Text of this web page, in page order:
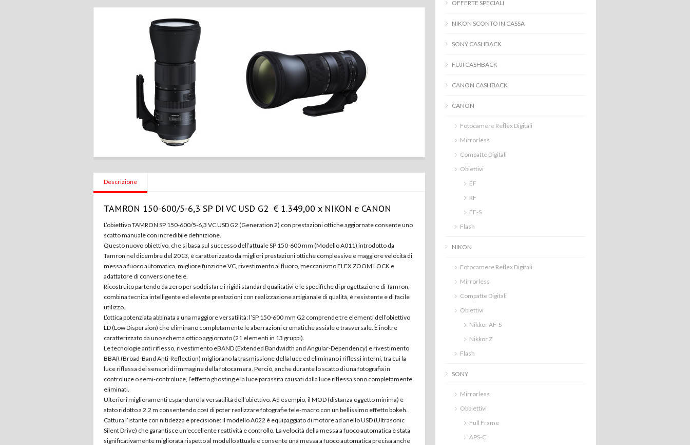
Descrizione
TAMRON 150-600/5-6,3 SP DI VC USD G2 € 1.349,00 x NIKON e CANON
L’obiettivo TAMRON SP 150-600/5-6,3 VC USD G2 (Generation 2) con prestazioni ottiche aggiornate consente uno
scatto manuale con incredibile definizione.
Questo nuovo obiettivo, che si basa sul successo dell’attuale SP 150-600 mm (Modello A011) introdotto da
Tamron nel dicembre del 2013, è caratterizzato da migliori prestazioni ottiche complessive e maggiore velocità di
messa a fuoco automatica, migliore funzione VC, rivestimento al fluoro, meccanismo FLEX ZOOM LOCK e
adattatore di conversione tele.
Ricostruito partendo da zero per soddisfare i rigidi standard qualitativi e le specifiche di progettazione di Tamron,
combina tecnica intelligente ed elevate prestazioni con realizzazione artigianale di qualità, è resistente e di facile
utilizzo.
L’ottica potenziata abbinata a una maggiore versatilità: l’SP 150-600 mm G2 comprende tre elementi dell’obiettivo
LD (Low Dispersion) che eliminano completamente le aberrazioni cromatiche assiale e trasversale. È inoltre
caratterizzato da uno schema ottico aggiornato (21 elementi in 13 gruppi).
Le tecnologie anti riflesso, rivestimento eBAND (Extended Bandwidth and Angular-Dependency) e rivestimento
BBAR (Broad-Band Anti-Reflection) migliorano la trasmissione della luce ed eliminano i riflessi interni, tra cui la
luce riflessa dei sensori di immagine della fotocamera. Perciò, anche durante lo scatto di una fotografia in
controluce o semi-controluce, l’effetto ghosting e la luce parassita causati dalla luce riflessa sono completamente
eliminati.
Ulteriori miglioramenti espandono la versatilità dell’obiettivo. Ad esempio, il MOD (distanza oggetto minima) è
stato ridotto a 2,2 m consentendo così di poter realizzare fotografie tele-macro con un bellissimo effetto bokeh.
Cattura l’istante con nitidezza e precisione: il modello A022 è equipaggiato di motore ad anello USD (Ultrasonic
Silent Drive) che garantisce un’eccellente reattività e controllo. La velocità della messa a fuoco automatica è stata
significativamente migliorata rispetto al modello attuale e consente una messa a fuoco automatica precisa anche
OFFERTE SPECIALI
NIKON SCONTO IN CASSA
SONY CASHBACK
FUJI CASHBACK
CANON CASHBACK
CANON
Fotocamere Reflex Digitali
Mirrorless
Compatte Digitali
Obiettivi
EF
RF
EF-S
Flash
NIKON
Fotocamere Reflex Digitali
Mirrorless
Compatte Digitali
Obiettivi
Nikkor AF-S
Nikkor Z
Flash
SONY
Mirrorless
Obbiettivi
Full Frame
APS-C